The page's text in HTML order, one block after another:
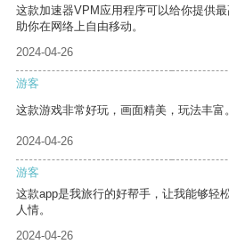
这款加速器VPM应用程序可以给你提供
助你在网络上自由移动。
2024-04-26
游客
这款游戏非常好玩，画面精美，玩法丰富。
2024-04-26
游客
这款app是我旅行的好帮手，让我能够轻
人情。
2024-04-26